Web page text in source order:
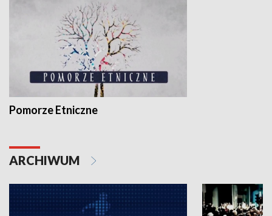
Pomorze Etniczne
ARCHIWUM